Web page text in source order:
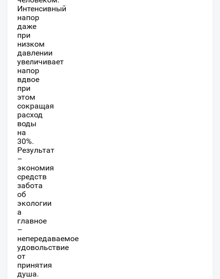
Интенсивный
напор
даже
при
низком
давлении
увеличивает
напор
вдвое
при
этом
сокращая
расход
воды
на
30%.
Результат
–
экономия
средств
забота
об
экологии
а
главное
–
непередаваемое
удовольствие
от
принятия
душа.